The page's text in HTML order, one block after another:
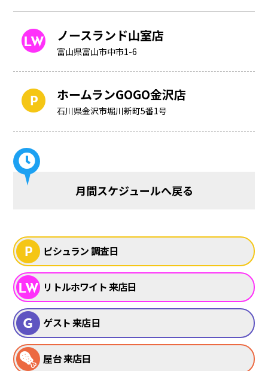
ノースランド山室店
富山県富山市中市1-6
ホームランGOGO金沢店
石川県金沢市堀川新町5番1号
月間スケジュールへ戻る
ピシュラン 調査日
リトルホワイト 来店日
ゲスト 来店日
屋台 来店日